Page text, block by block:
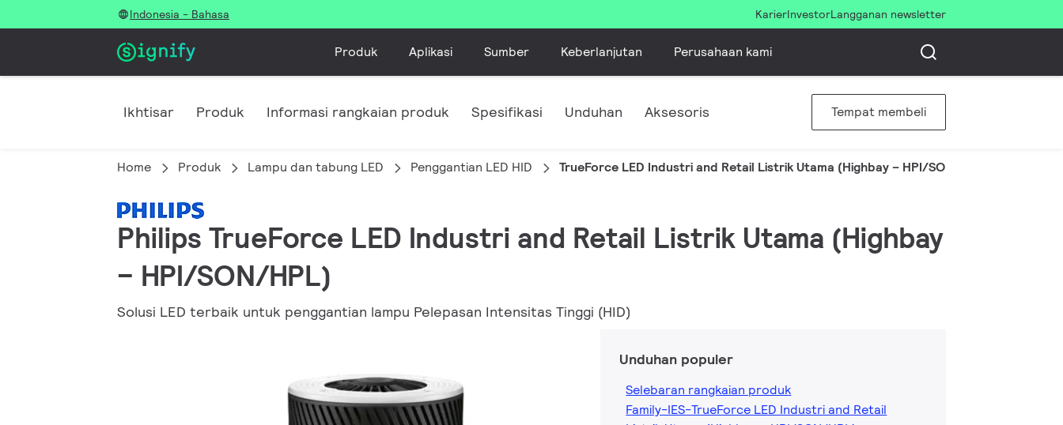
Indonesia - Bahasa KarierInvestorLangganan newsletter
Produk Aplikasi Sumber Keberlanjutan Perusahaan kami
Ikhtisar Produk Informasi rangkaian produk Spesifikasi Unduhan Aksesoris Tempat membeli
Home Produk Lampu dan tabung LED Penggantian LED HID TrueForce LED Industri and Retail Listrik Utama (Highbay – HPI/SON/HPL)
Philips TrueForce LED Industri and Retail Listrik Utama (Highbay
– HPI/SON/HPL)
Solusi LED terbaik untuk penggantian lampu Pelepasan Intensitas Tinggi (HID)
Unduhan populer
Selebaran rangkaian produk
Family-IES-TrueForce LED Industri and Retail